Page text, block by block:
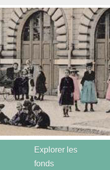
Explorer les
fonds